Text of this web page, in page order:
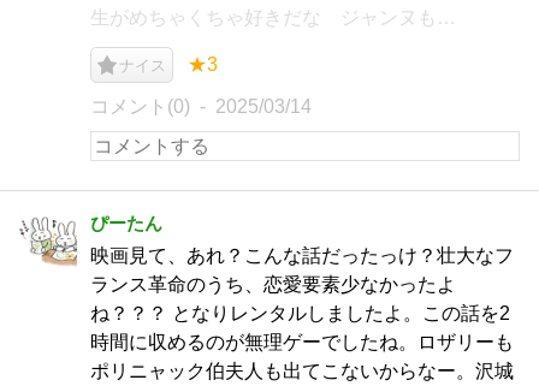
生がめちゃくちゃ好きだな ジャンヌも…
ナイス ★3
コメント(0) 2025/03/14
ぴーたん
映画見て、あれ？こんな話だったっけ？壮大なフ
ランス革命のうち、恋愛要素少なかったよ
ね？？？ となりレンタルしましたよ。この話を2
時間に収めるのが無理ゲーでしたね。ロザリーも
ポリニャック伯夫人も出てこないからなー。沢城